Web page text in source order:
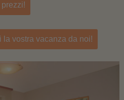
la vostra vacanza da noi!